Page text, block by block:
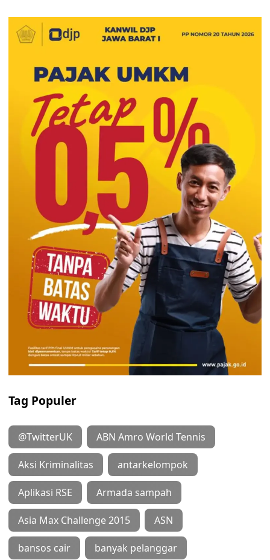
Tag Populer
@TwitterUK ABN Amro World Tennis
Aksi Kriminalitas antarkelompok
Aplikasi RSE Armada sampah
Asia Max Challenge 2015 ASN
bansos cair banyak pelanggar